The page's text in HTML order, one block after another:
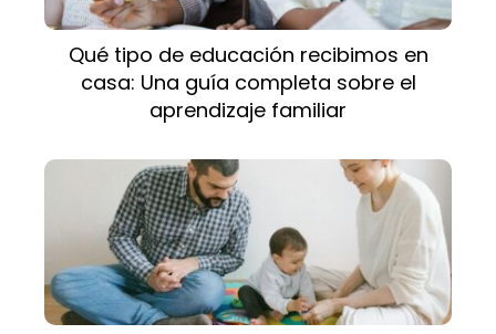
Qué tipo de educación recibimos en
casa: Una guía completa sobre el
aprendizaje familiar